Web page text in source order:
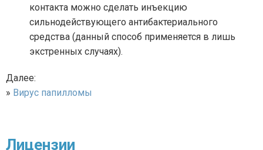
контакта можно сделать инъекцию
сильнодействующего антибактериального
средства (данный способ применяется в лишь
экстренных случаях).
Далее:
» Вирус папилломы
Лицензии